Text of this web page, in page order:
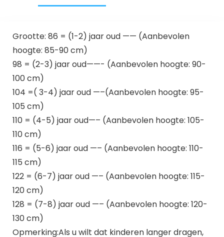
Grootte: 86 = (1-2) jaar oud —— (Aanbevolen
hoogte: 85-90 cm)
98 = (2-3) jaar oud——- (Aanbevolen hoogte: 90-
100 cm)
104 =( 3-4) jaar oud —–(Aanbevolen hoogte: 95-
105 cm)
110 = (4-5) jaar oud—– (Aanbevolen hoogte: 105-
110 cm)
116 = (5-6) jaar oud —– (Aanbevolen hoogte: 110-
115 cm)
122 = (6-7) jaar oud —– (Aanbevolen hoogte: 115-
120 cm)
128 = (7-8) jaar oud —– (Aanbevolen hoogte: 120-
130 cm)
Opmerking:Als u wilt dat kinderen langer dragen,